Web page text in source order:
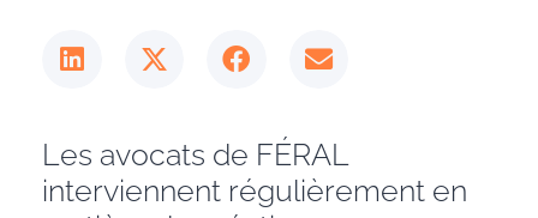
Les avocats de FÉRAL
interviennent régulièrement en